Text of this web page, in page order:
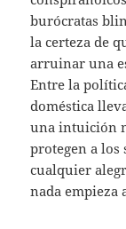
burócratas
la certeza de
arruinar una
Entre la
doméstica
una intuición
protegen a los
cualquier
nada empieza